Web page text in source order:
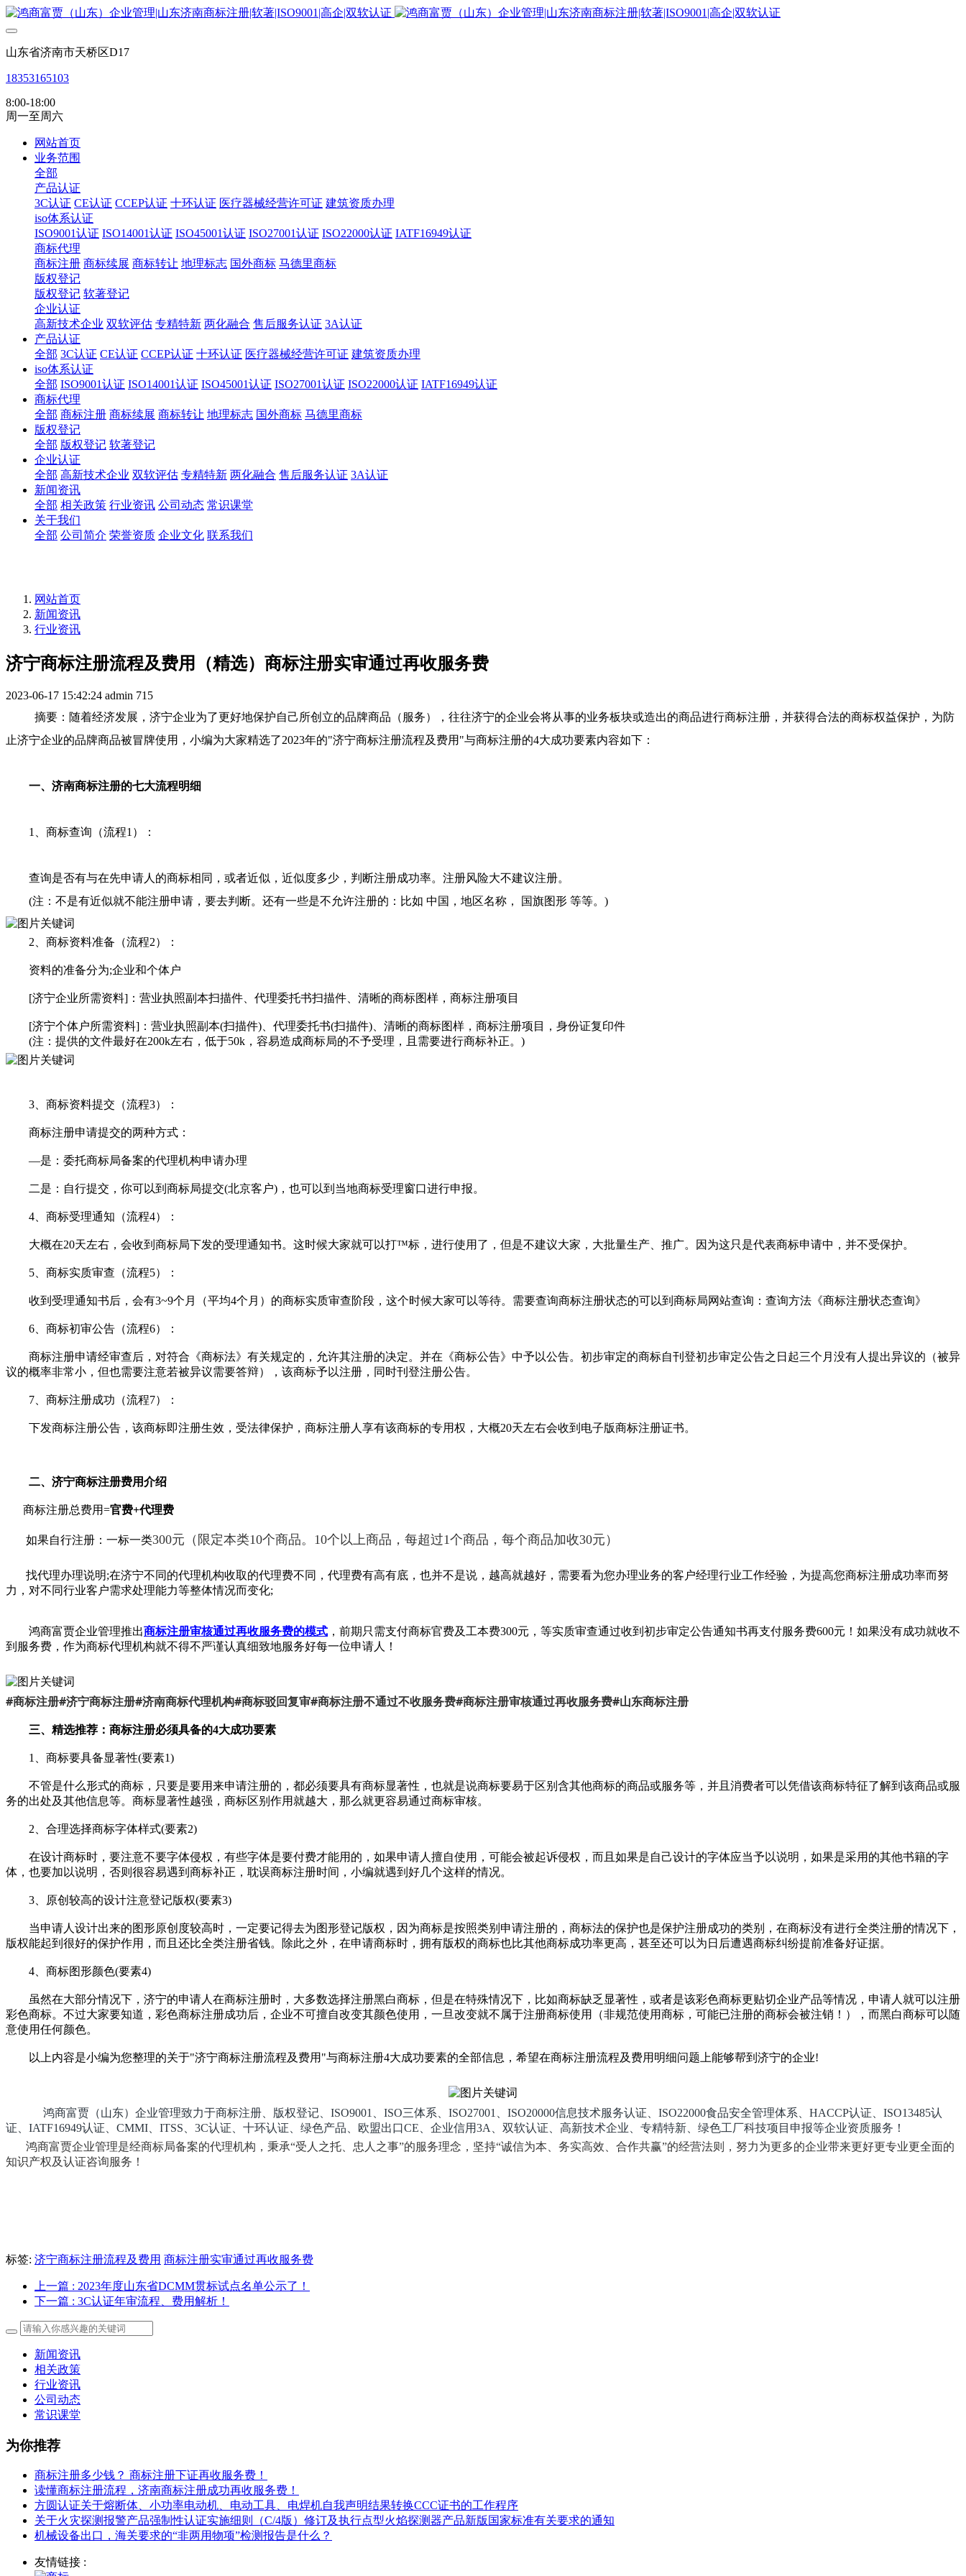
山东省济南市天桥区D17
18353165103
8:00-18:00
周一至周六
网站首页
业务范围
全部
产品认证
3C认证 CE认证 CCEP认证 十环认证 医疗器械经营许可证 建筑资质办理
iso体系认证
ISO9001认证 ISO14001认证 ISO45001认证 ISO27001认证 ISO22000认证 IATF16949认证
商标代理
商标注册 商标续展 商标转让 地理标志 国外商标 马德里商标
版权登记
版权登记 软著登记
企业认证
高新技术企业 双软评估 专精特新 两化融合 售后服务认证 3A认证
产品认证
全部 3C认证 CE认证 CCEP认证 十环认证 医疗器械经营许可证 建筑资质办理
iso体系认证
全部 ISO9001认证 ISO14001认证 ISO45001认证 ISO27001认证 ISO22000认证 IATF16949认证
商标代理
全部 商标注册 商标续展 商标转让 地理标志 国外商标 马德里商标
版权登记
全部 版权登记 软著登记
企业认证
全部 高新技术企业 双软评估 专精特新 两化融合 售后服务认证 3A认证
新闻资讯
全部 相关政策 行业资讯 公司动态 常识课堂
关于我们
全部 公司简介 荣誉资质 企业文化 联系我们
网站首页
新闻资讯
行业资讯
济宁商标注册流程及费用（精选）商标注册实审通过再收服务费
2023-06-17 15:42:24 admin 715
摘要：随着经济发展，济宁企业为了更好地保护自己所创立的品牌商品（服务），往往济宁的企业会将从事的业务板块或造出的商品进行商标注册，并获得合法的商标权益保护，为防
止济宁企业的品牌商品被冒牌使用，小编为大家精选了2023年的"济宁商标注册流程及费用"与商标注册的4大成功要素内容如下：
一、济南商标注册的七大流程明细
1、商标查询（流程1）：
查询是否有与在先申请人的商标相同，或者近似，近似度多少，判断注册成功率。注册风险大不建议注册。
(注：不是有近似就不能注册申请，要去判断。还有一些是不允许注册的：比如 中国，地区名称， 国旗图形 等等。)
2、商标资料准备（流程2）：
资料的准备分为;企业和个体户
[济宁企业所需资料]：营业执照副本扫描件、代理委托书扫描件、清晰的商标图样，商标注册项目
[济宁个体户所需资料]：营业执照副本(扫描件)、代理委托书(扫描件)、清晰的商标图样，商标注册项目，身份证复印件
(注：提供的文件最好在200k左右，低于50k，容易造成商标局的不予受理，且需要进行商标补正。)
3、商标资料提交（流程3）：
商标注册申请提交的两种方式：
—是：委托商标局备案的代理机构申请办理
二是：自行提交，你可以到商标局提交(北京客户)，也可以到当地商标受理窗口进行申报。
4、商标受理通知（流程4）：
大概在20天左右，会收到商标局下发的受理通知书。这时候大家就可以打™标，进行使用了，但是不建议大家，大批量生产、推广。因为这只是代表商标申请中，并不受保护。
5、商标实质审查（流程5）：
收到受理通知书后，会有3~9个月（平均4个月）的商标实质审查阶段，这个时候大家可以等待。需要查询商标注册状态的可以到商标局网站查询：查询方法《商标注册状态查询》
6、商标初审公告（流程6）：
商标注册申请经审查后，对符合《商标法》有关规定的，允许其注册的决定。并在《商标公告》中予以公告。初步审定的商标自刊登初步审定公告之日起三个月没有人提出异议的（被异
议的概率非常小，但也需要注意若被异议需要答辩），该商标予以注册，同时刊登注册公告。
7、商标注册成功（流程7）：
下发商标注册公告，该商标即注册生效，受法律保护，商标注册人享有该商标的专用权，大概20天左右会收到电子版商标注册证书。
二、济宁商标注册费用介绍
商标注册总费用=官费+代理费
如果自行注册：一标一类300元（限定本类10个商品。10个以上商品，每超过1个商品，每个商品加收30元）
找代理办理说明;在济宁不同的代理机构收取的代理费不同，代理费有高有底，也并不是说，越高就越好，需要看为您办理业务的客户经理行业工作经验，为提高您商标注册成功率而努
力，对不同行业客户需求处理能力等整体情况而变化;
鸿商富贾企业管理推出商标注册审核通过再收服务费的模式 ，前期只需支付商标官费及工本费300元，等实质审查通过收到初步审定公告通知书再支付服务费600元！如果没有成功就收不
到服务费，作为商标代理机构就不得不严谨认真细致地服务好每一位申请人！
#商标注册#济宁商标注册#济南商标代理机构#商标驳回复审#商标注册不通过不收服务费#商标注册审核通过再收服务费#山东商标注册
三、精选推荐：商标注册必须具备的4大成功要素
1、商标要具备显著性(要素1)
不管是什么形式的商标，只要是要用来申请注册的，都必须要具有商标显著性，也就是说商标要易于区别含其他商标的商品或服务等，并且消费者可以凭借该商标特征了解到该商品或服
务的出处及其他信息等。商标显著性越强，商标区别作用就越大，那么就更容易通过商标审核。
2、合理选择商标字体样式(要素2)
在设计商标时，要注意不要字体侵权，有些字体是要付费才能用的，如果申请人擅自使用，可能会被起诉侵权，而且如果是自己设计的字体应当予以说明，如果是采用的其他书籍的字
体，也要加以说明，否则很容易遇到商标补正，耽误商标注册时间，小编就遇到好几个这样的情况。
3、原创较高的设计注意登记版权(要素3)
当申请人设计出来的图形原创度较高时，一定要记得去为图形登记版权，因为商标是按照类别申请注册的，商标法的保护也是保护注册成功的类别，在商标没有进行全类注册的情况下，
版权能起到很好的保护作用，而且还比全类注册省钱。除此之外，在申请商标时，拥有版权的商标也比其他商标成功率更高，甚至还可以为日后遭遇商标纠纷提前准备好证据。
4、商标图形颜色(要素4)
虽然在大部分情况下，济宁的申请人在商标注册时，大多数选择注册黑白商标，但是在特殊情况下，比如商标缺乏显著性，或者是该彩色商标更贴切企业产品等情况，申请人就可以注册
彩色商标。不过大家要知道，彩色商标注册成功后，企业不可擅自改变其颜色使用，一旦改变就不属于注册商标使用（非规范使用商标，可能已注册的商标会被注销！），而黑白商标可以随
意使用任何颜色。
以上内容是小编为您整理的关于"济宁商标注册流程及费用"与商标注册4大成功要素的全部信息，希望在商标注册流程及费用明细问题上能够帮到济宁的企业!
鸿商富贾（山东）企业管理致力于商标注册、版权登记、ISO9001、ISO三体系、ISO27001、ISO20000信息技术服务认证、ISO22000食品安全管理体系、HACCP认证、ISO13485认
证、IATF16949认证、CMMI、ITSS、3C认证、十环认证、绿色产品、欧盟出口CE、企业信用3A、双软认证、高新技术企业、专精特新、绿色工厂科技项目申报等企业资质服务！
鸿商富贾企业管理是经商标局备案的代理机构，秉承“受人之托、忠人之事”的服务理念，坚持“诚信为本、务实高效、合作共赢”的经营法则，努力为更多的企业带来更好更专业更全面的
知识产权及认证咨询服务！
标签: 济宁商标注册流程及费用 商标注册实审通过再收服务费
上一篇 : 2023年度山东省DCMM贯标试点名单公示了！
下一篇 : 3C认证年审流程、费用解析！
新闻资讯
相关政策
行业资讯
公司动态
常识课堂
为你推荐
商标注册多少钱？ 商标注册下证再收服务费！
读懂商标注册流程，济南商标注册成功再收服务费！
方圆认证关于熔断体、小功率电动机、电动工具、电焊机自我声明结果转换CCC证书的工作程序
关于火灾探测报警产品强制性认证实施细则（C/4版）修订及执行点型火焰探测器产品新版国家标准有关要求的通知
机械设备出口，海关要求的“非两用物项”检测报告是什么？
友情链接 :